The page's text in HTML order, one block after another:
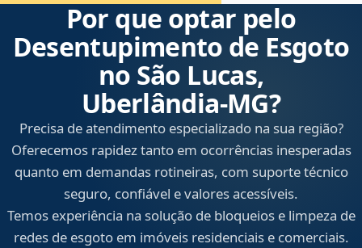
Por que optar pelo
Desentupimento de Esgoto
no São Lucas,
Uberlândia‑MG?
Precisa de atendimento especializado na sua região?
Oferecemos rapidez tanto em ocorrências inesperadas
quanto em demandas rotineiras, com suporte técnico
seguro, confiável e valores acessíveis.
Temos experiência na solução de bloqueios e limpeza de
redes de esgoto em imóveis residenciais e comerciais.